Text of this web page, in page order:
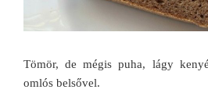
Tömör, de mégis puha, lágy
omlós belsővel.